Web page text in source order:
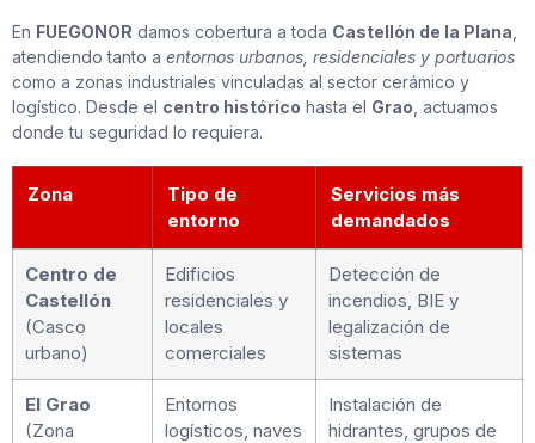
En FUEGONOR damos cobertura a toda Castellón de la Plana
atendiendo tanto a entornos urbanos, residenciales y portuarios
como a zonas industriales vinculadas al sector cerámico y
logístico. Desde el centro histórico hasta el Grao , actuamos
donde tu seguridad lo requiera.
Zona
Tipo de
entorno
Servicios más
demandados
Centro de
Castellón
(Casco
urbano)
Edificios
residenciales y
locales
comerciales
Detección de
incendios, BIE y
legalización de
sistemas
El Grao
(Zona
Entornos
logísticos, naves
Instalación de
hidrantes, grupos de